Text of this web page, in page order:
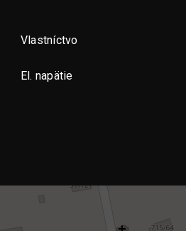
Vlastníctvo
El. napätie